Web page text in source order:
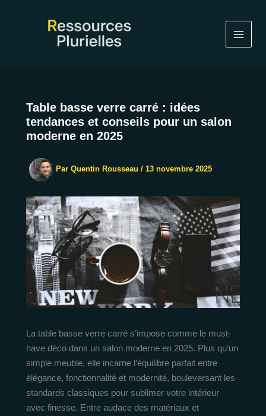
Table basse verre carré : idées
tendances et conseils pour un salon
moderne en 2025
Par Quentin Rousseau / 13 novembre 2025
La table basse verre carré s’impose comme le must-
have déco dans un salon moderne en 2025. Plus qu’un
simple meuble, elle incarne l’équilibre parfait entre
élégance, fonctionnalité et modernité, bouleversant les
standards classiques pour sublimer votre intérieur
avec finesse. Entre audace des matériaux et